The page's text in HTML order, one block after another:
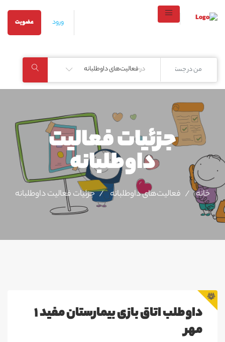
ورود عضویت
در:فعالیت‌های داوطلبانه
جزئیات فعالیت‌
داوطلبانه
خانه فعالیت‌های داوطلبانه جزئیات فعالیت‌ داوطلبانه
داوطلب اتاق بازی بیمارستان مفید ۱
مهر